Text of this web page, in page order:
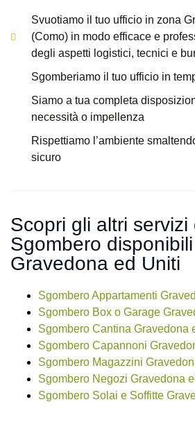
Svuotiamo il tuo ufficio in zona
(Como) in modo efficace e
degli aspetti logistici, tecnici e
Sgomberiamo il tuo ufficio in
Siamo a tua completa
necessità o impellenza
Rispettiamo l’ambiente
sicuro
Scopri gli altri servizi
Sgombero
Gravedona ed Uniti
Sgombero Appartamenti
Sgombero Box o Garage
Sgombero Cantina Gravedona
Sgombero Capannoni
Sgombero Magazzini
Sgombero Negozi Gravedona
Sgombero Solai e Soffitte